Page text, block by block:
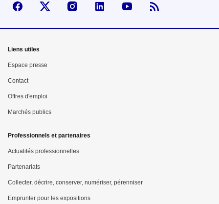
Suivez-nous sur Facebook
Visiter la page XVisiter la page Instagram
linkedin Youtube
Mega
menu
Pied
de
page
Liens utiles
Espace presse
Contact
Offres d'emploi
Marchés publics
Professionnels et partenaires
Actualités professionnelles
Partenariats
Collecter, décrire, conserver, numériser, pérenniser
Emprunter pour les expositions